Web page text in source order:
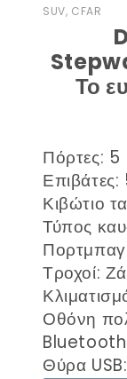
SUV, CFAR
Το
Πόρτες: 5
Επιβάτες:
Κιβώτιο
Τύπος
Τροχοί:
Οθόνη
Θύρα